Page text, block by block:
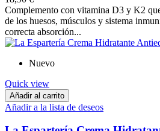
Complemento con vitamina D3 y K2
de los huesos, músculos y sistema
correcta absorción...
Nuevo
Quick view
Añadir al carrito
Añadir a la lista de deseos